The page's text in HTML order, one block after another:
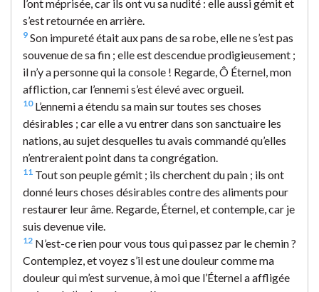
l’ont méprisée, car ils ont vu sa nudité : elle aussi gémit et
s’est retournée en arrière.
9 Son impureté était aux pans de sa robe, elle ne s’est pas
souvenue de sa fin ; elle est descendue prodigieusement ;
il n’y a personne qui la console ! Regarde, Ô Éternel, mon
affliction, car l’ennemi s’est élevé avec orgueil.
10L’ennemi a étendu sa main sur toutes ses choses
désirables ; car elle a vu entrer dans son sanctuaire les
nations, au sujet desquelles tu avais commandé qu’elles
n’entreraient point dans ta congrégation.
11 Tout son peuple gémit ; ils cherchent du pain ; ils ont
donné leurs choses désirables contre des aliments pour
restaurer leur âme. Regarde, Éternel, et contemple, car je
suis devenue vile.
12 N’est-ce rien pour vous tous qui passez par le chemin ?
Contemplez, et voyez s’il est une douleur comme ma
douleur qui m’est survenue, à moi que l’Éternel a affligée